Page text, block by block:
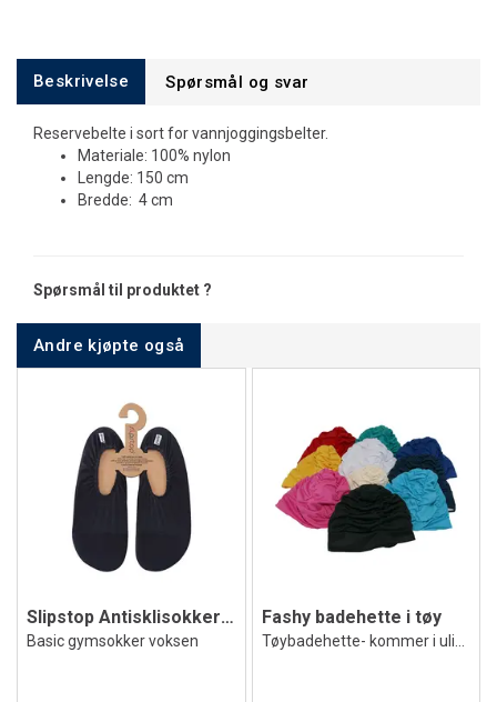
Beskrivelse Spørsmål og svar
Reservebelte i sort for vannjoggingsbelter.
Materiale: 100% nylon
Lengde: 150 cm
Bredde: 4 cm
Spørsmål til produktet ?
Andre kjøpte også
Slipstop Antisklisokker Black
Basic gymsokker voksen
Fashy badehette i tøy